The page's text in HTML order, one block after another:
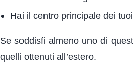
Hai il centro principale dei
Se soddisfi almeno uno di
quelli ottenuti all’estero.